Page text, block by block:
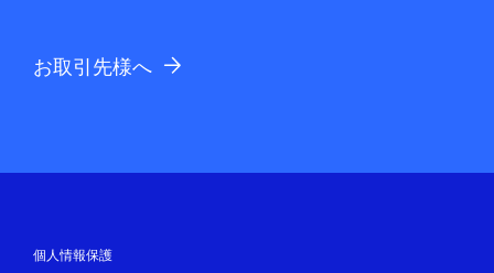
お取引先様へ
個人情報保護